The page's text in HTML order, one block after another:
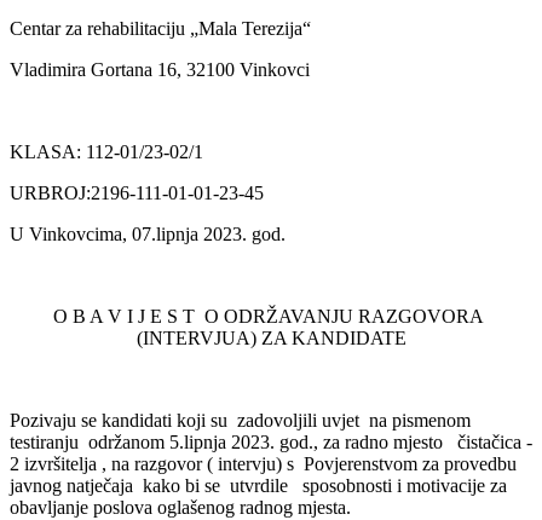
Centar za rehabilitaciju „Mala Terezija“
Vladimira Gortana 16, 32100 Vinkovci
KLASA: 112-01/23-02/1
URBROJ:2196-111-01-01-23-45
U Vinkovcima, 07.lipnja 2023. god.
O B A V I J E S T O ODRŽAVANJU RAZGOVORA
(INTERVJUA) ZA KANDIDATE
Pozivaju se kandidati koji su zadovoljili uvjet na pismenom
testiranju održanom 5.lipnja 2023. god., za radno mjesto čistačica -
2 izvršitelja , na razgovor ( intervju) s Povjerenstvom za provedbu
javnog natječaja kako bi se utvrdile sposobnosti i motivacije za
obavljanje poslova oglašenog radnog mjesta.